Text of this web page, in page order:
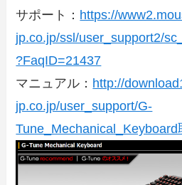
サポート： https://
jp.co.jp/ssl/user_support2/
?FaqID=21437
マニュアル： http://
jp.co.jp/user_support/G-
Tune_Mechanical_Keyboard